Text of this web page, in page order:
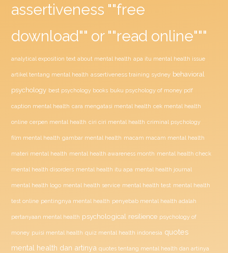
assertiveness ""free
download"" or ""read online"""
analytical exposition text about mental health apa itu mental health issue
artikel tentang mental health assertiveness training sydney behavioral
psychology best psychology books buku psychology of money pdf
caption mental health cara mengatasi mental health cek mental health
online cerpen mental health ciri ciri mental health criminal psychology
film mental health gambar mental health macam macam mental health
materi mental health mental health awareness month mental health check
mental health disorders mental health itu apa mental health journal
mental health logo mental health service mental health test mental health
test online pentingnya mental health penyebab mental health adalah
pertanyaan mental health psychological resilience psychology of
money puisi mental health quiz mental health indonesia quotes
mental health dan artinya quotes tentang mental health dan artinya